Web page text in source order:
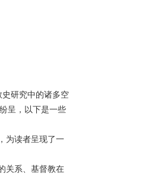
研究中的诸多空
呈，以下是一些
为读者呈现了一
关系、基督教在